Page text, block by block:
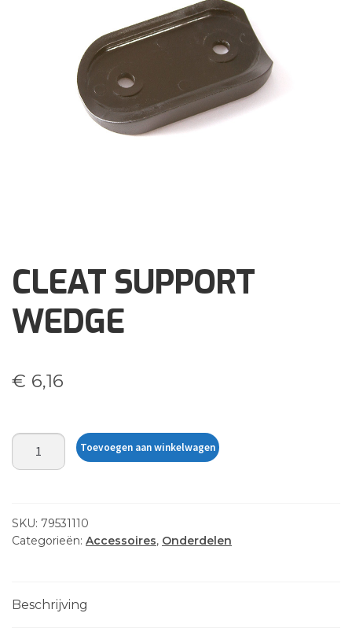
Klantenservice
CLEAT SUPPORT
WEDGE
€ 6,16
CLEAT
SUPPORT
Toevoegen aan winkelwagen
SKU: 79531110
Categorieën: Accessoires, Onderdelen
Beschrijving